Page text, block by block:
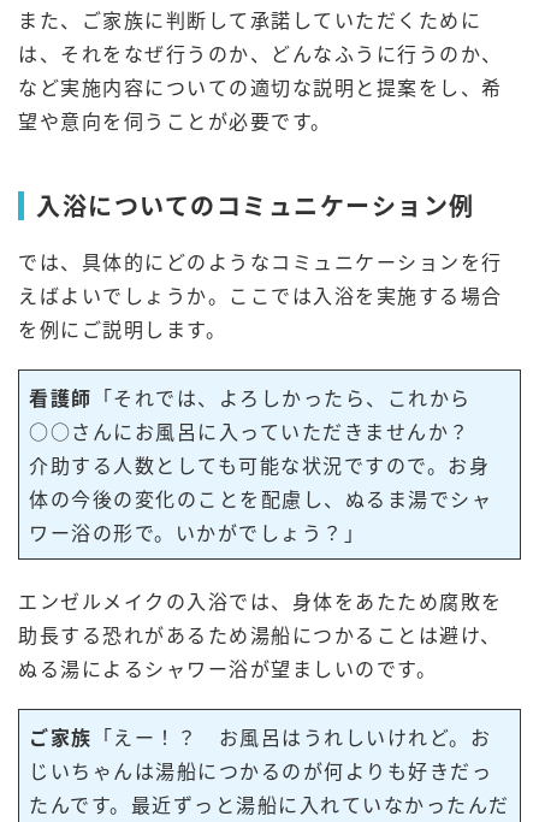
また、ご家族に判断して承諾していただくために
は、それをなぜ行うのか、どんなふうに行うのか、
など実施内容についての適切な説明と提案をし、希
望や意向を伺うことが必要です。
入浴についてのコミュニケーション例
では、具体的にどのようなコミュニケーションを行
えばよいでしょうか。ここでは入浴を実施する場合
を例にご説明します。
看護師 「それでは、よろしかったら、これから
○○さんにお風呂に入っていただきませんか？
介助する人数としても可能な状況ですので。お身
体の今後の変化のことを配慮し、ぬるま湯でシャ
ワー浴の形で。いかがでしょう？」
エンゼルメイクの入浴では、身体をあたため腐敗を
助長する恐れがあるため湯船につかることは避け、
ぬる湯によるシャワー浴が望ましいのです。
ご家族 「えー！？ お風呂はうれしいけれど。お
じいちゃんは湯船につかるのが何よりも好きだっ
たんです。最近ずっと湯船に入れていなかったんだ